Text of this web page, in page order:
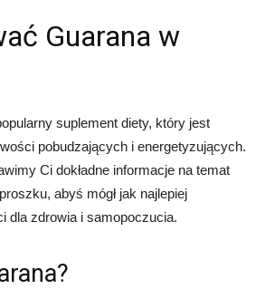
Guarana w
suplement diety, który jest
pobudzających i energetyzujących.
Ci dokładne informacje na temat
abyś mógł jak najlepiej
dla zdrowia i samopoczucia.